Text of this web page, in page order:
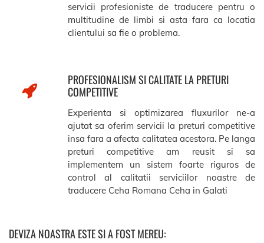
servicii profesioniste de traducere pentru o
multitudine de limbi si asta fara ca locatia
clientului sa fie o problema.
PROFESIONALISM SI CALITATE LA PRETURI
COMPETITIVE
Experienta si optimizarea fluxurilor ne-a
ajutat sa oferim servicii la preturi competitive
insa fara a afecta calitatea acestora. Pe langa
preturi competitive am reusit si sa
implementem un sistem foarte riguros de
control al calitatii serviciilor noastre de
traducere Ceha Romana Ceha in Galati
DEVIZA NOASTRA ESTE SI A FOST MEREU: